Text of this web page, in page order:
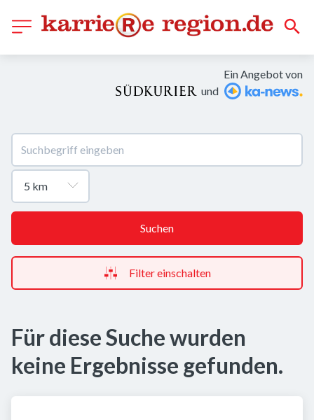
Ein Angebot von
und
Suchen
Filter einschalten
Für diese Suche wurden
keine Ergebnisse gefunden.